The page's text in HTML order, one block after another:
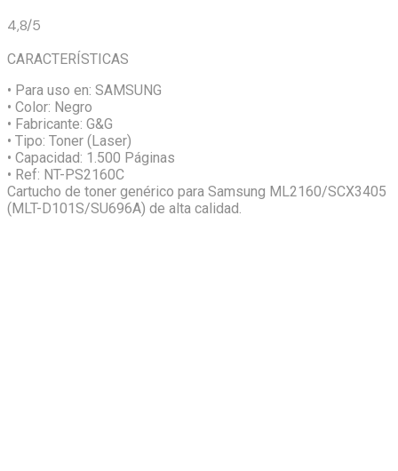
4,8/5
CARACTERÍSTICAS
• Para uso en: SAMSUNG
• Color: Negro
• Fabricante: G&G
• Tipo: Toner (Laser)
• Capacidad: 1.500 Páginas
• Ref: NT-PS2160C
Cartucho de toner genérico para Samsung ML2160/SCX3405
(MLT-D101S/SU696A) de alta calidad.